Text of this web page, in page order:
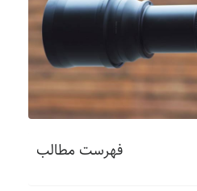
فهرست مطالب